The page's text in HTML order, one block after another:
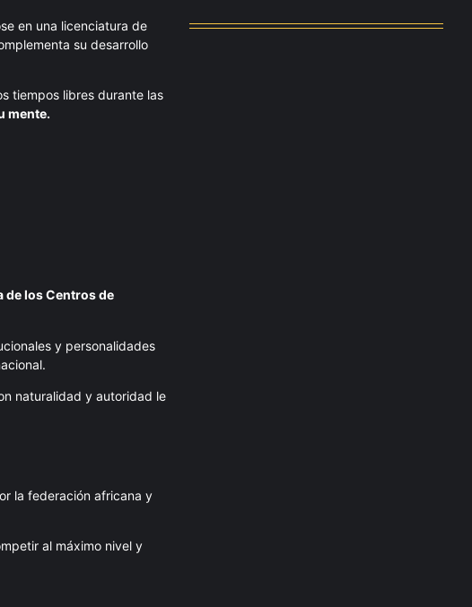
en una licenciatura de
su desarrollo
tiempos libres durante las
mente.
de los Centros de
y personalidades
naturalidad y autoridad le
la federación africana y
al máximo nivel y